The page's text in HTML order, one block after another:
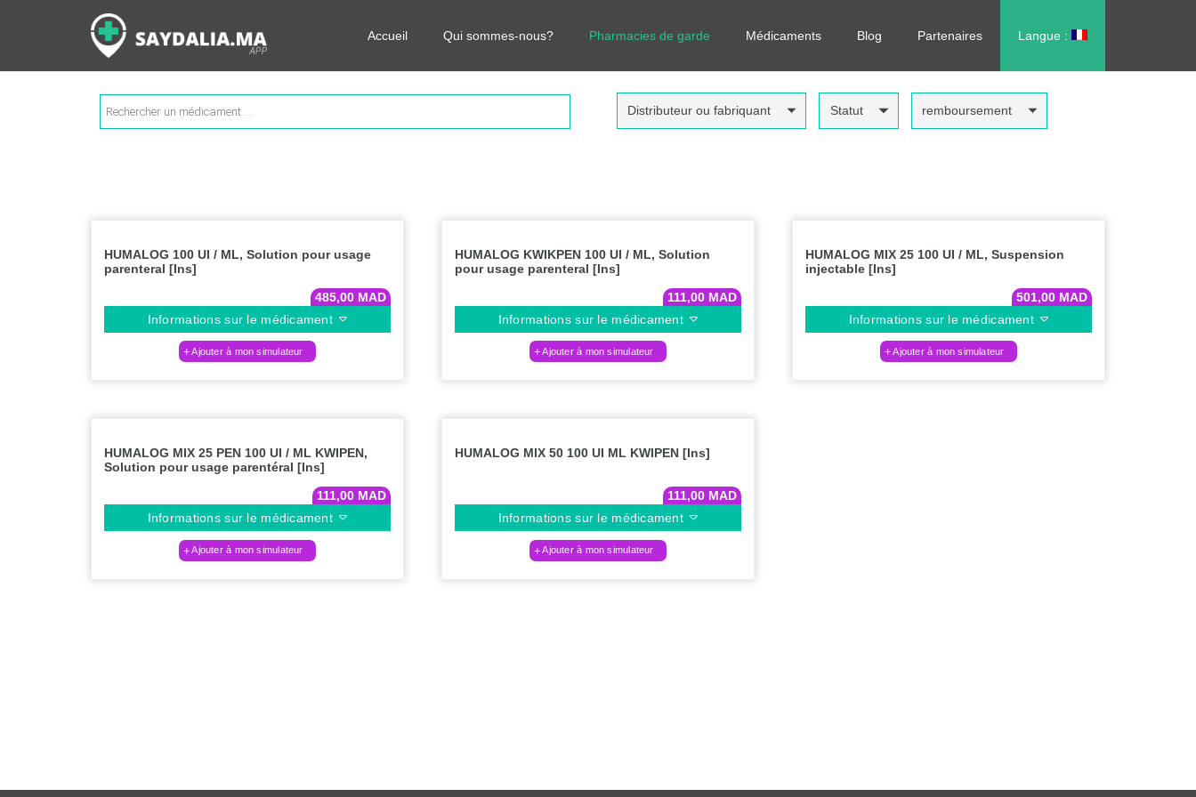
Accueil Qui sommes-nous? Pharmacies de garde Médicaments Blog Partenaires Langue :
Rechercher les informations sur vos médicaments, leurs prix et estimer ainsi le coût total de votre ordonnance, sans vous déplacer !
Recherche
de
produits
Distributeur ou fabriquant Statut remboursement
HUMALOG 100 UI / ML, Solution pour usage
parenteral [Ins]
485,00 MAD
Informations sur le médicament
Ajouter à mon simulateur
HUMALOG KWIKPEN 100 UI / ML, Solution
pour usage parenteral [Ins]
111,00 MAD
Informations sur le médicament
Ajouter à mon simulateur
HUMALOG MIX 25 100 UI / ML, Suspension
injectable [Ins]
501,00 MAD
Informations sur le médicament
Ajouter à mon simulateur
HUMALOG MIX 25 PEN 100 UI / ML KWIPEN,
Solution pour usage parentéral [Ins]
111,00 MAD
Informations sur le médicament
Ajouter à mon simulateur
HUMALOG MIX 50 100 UI ML KWIPEN [Ins]
111,00 MAD
Informations sur le médicament
Ajouter à mon simulateur